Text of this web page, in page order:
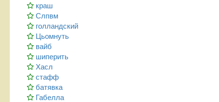
краш
Слпвм
голландский
Цьомнуть
вайб
шиперить
Хасл
стафф
батявка
Габелла